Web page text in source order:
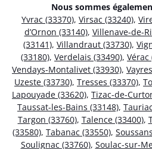
Nous sommes
Yvrac (33370), Virsac (33240),
d’Ornon (33140), Villenave-de-
(33141), Villandraut (33730),
(33180), Verdelais (33490), Vérac
Vendays-Montalivet (33930),
Uzeste (33730), Tresses (33370),
Lapouyade (33620), Tizac-de-
Taussat-les-Bains (33148),
Targon (33760), Talence (33400),
(33580), Tabanac (33550),
Soulignac (33760), Soulac-sur-